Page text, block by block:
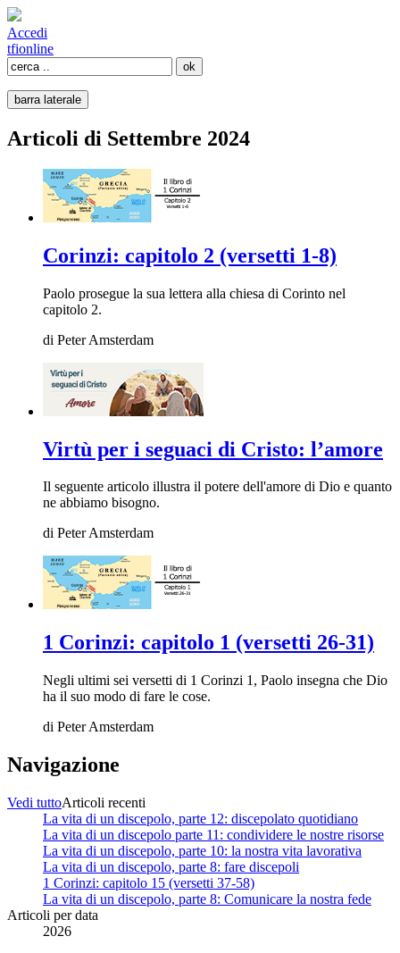
Accedi
tfionline
barra laterale
Articoli di Settembre 2024
Corinzi: capitolo 2 (versetti 1-8)
Paolo prosegue la sua lettera alla chiesa di Corinto nel
capitolo 2.
di Peter Amsterdam
Virtù per i seguaci di Cristo: l’amore
Il seguente articolo illustra il potere dell'amore di Dio e quanto
ne abbiamo bisogno.
di Peter Amsterdam
1 Corinzi: capitolo 1 (versetti 26-31)
Negli ultimi sei versetti di 1 Corinzi 1, Paolo insegna che Dio
ha il suo modo di fare le cose.
di Peter Amsterdam
Navigazione
Vedi tuttoArticoli recenti
La vita di un discepolo, parte 12: discepolato quotidiano
La vita di un discepolo parte 11: condividere le nostre risorse
La vita di un discepolo, parte 10: la nostra vita lavorativa
La vita di un discepolo, parte 8: fare discepoli
1 Corinzi: capitolo 15 (versetti 37-58)
La vita di un discepolo, parte 8: Comunicare la nostra fede
Articoli per data
2026